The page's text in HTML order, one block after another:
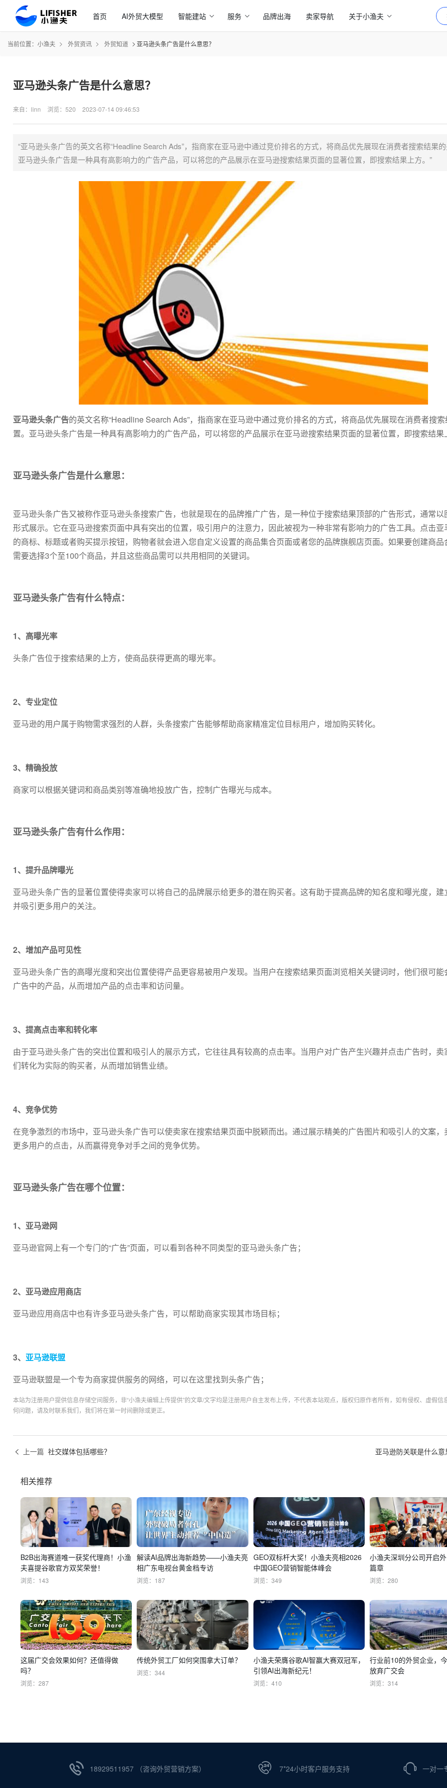
首页 AI外贸大模型 智能建站 服务 品牌出海 卖家导航 关于小渔夫
当前位置： 小渔夫 外贸资讯 外贸知道 亚马逊头条广告是什么意思？
亚马逊头条广告是什么意思？
来自：linn 浏览：520 2023-07-14 09:46:53
“亚马逊头条广告的英文名称“Headline Search Ads”，指商家在亚马逊中通过竞价排名的方式，将商品优先展现在消费者搜索结果的
亚马逊头条广告是一种具有高影响力的广告产品，可以将您的产品展示在亚马逊搜索结果页面的显著位置，即搜索结果上方。”
亚马逊头条广告的英文名称“Headline Search Ads”，指商家在亚马逊中通过竞价排名的方式，将商品优先展现在消费者搜
置。亚马逊头条广告是一种具有高影响力的广告产品，可以将您的产品展示在亚马逊搜索结果页面的显著位置，即搜索结果
亚马逊头条广告是什么意思：
亚马逊头条广告又被称作亚马逊头条搜索广告，也就是现在的品牌推广广告，是一种位于搜索结果顶部的广告形式，通常以
形式展示。它在亚马逊搜索页面中具有突出的位置，吸引用户的注意力，因此被视为一种非常有影响力的广告工具。点击亚
的商标、标题或者购买提示按钮，购物者就会进入您自定义设置的商品集合页面或者您的品牌旗舰店页面。如果要创建商品
需要选择3个至100个商品，并且这些商品需可以共用相同的关键词。
亚马逊头条广告有什么特点：
1、高曝光率
头条广告位于搜索结果的上方，使商品获得更高的曝光率。
2、专业定位
亚马逊的用户属于购物需求强烈的人群，头条搜索广告能够帮助商家精准定位目标用户，增加购买转化。
3、精确投放
商家可以根据关键词和商品类别等准确地投放广告，控制广告曝光与成本。
亚马逊头条广告有什么作用：
1、提升品牌曝光
亚马逊头条广告的显著位置使得卖家可以将自己的品牌展示给更多的潜在购买者。这有助于提高品牌的知名度和曝光度，建
并吸引更多用户的关注。
2、增加产品可见性
亚马逊头条广告的高曝光度和突出位置使得产品更容易被用户发现。当用户在搜索结果页面浏览相关关键词时，他们很可能
广告中的产品，从而增加产品的点击率和访问量。
3、提高点击率和转化率
由于亚马逊头条广告的突出位置和吸引人的展示方式，它往往具有较高的点击率。当用户对广告产生兴趣并点击广告时，卖
们转化为实际的购买者，从而增加销售业绩。
4、竞争优势
在竞争激烈的市场中，亚马逊头条广告可以使卖家在搜索结果页面中脱颖而出。通过展示精美的广告图片和吸引人的文案，
更多用户的点击，从而赢得竞争对手之间的竞争优势。
亚马逊头条广告在哪个位置：
1、亚马逊网
亚马逊官网上有一个专门的“广告”页面，可以看到各种不同类型的亚马逊头条广告；
2、亚马逊应用商店
亚马逊应用商店中也有许多亚马逊头条广告，可以帮助商家实现其市场目标；
3、 亚马逊联盟
亚马逊联盟是一个专为商家提供服务的网络，可以在这里找到头条广告；
本站为注册用户提供信息存储空间服务，非“小渔夫编辑上传提供”的文章/文字均是注册用户自主发布上传，不代表本站观点，版权归原作者所有，如有侵权、虚假信
何问题，请及时联系我们，我们将在第一时间删除或更正。
上一篇 社交媒体包括哪些？ 亚马逊防关联是什么意
相关推荐
B2B出海赛道唯一获奖代理商！小渔
夫喜提谷歌官方双奖荣誉！
浏览：143
解读AI品牌出海新趋势——小渔夫亮
相广东电视台黄金档专访
浏览：187
GEO双标杆大奖！小渔夫亮相2026
中国GEO营销智能体峰会
浏览：349
小渔夫深圳分公司开启
篇章
浏览：280
这届广交会效果如何？还值得做
吗？
浏览：287
传统外贸工厂如何突围拿大订单？
浏览：344
小渔夫荣膺谷歌AI智赢大赛双冠军，
引领AI出海新纪元！
浏览：410
行业前10的外贸企业，
放弃广交会
浏览：314
18929511957 （咨询外贸营销方案） 7*24小时客户服务支持 一对一